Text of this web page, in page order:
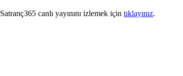
Satranç365 canlı yayınını izlemek için tıklayınız.